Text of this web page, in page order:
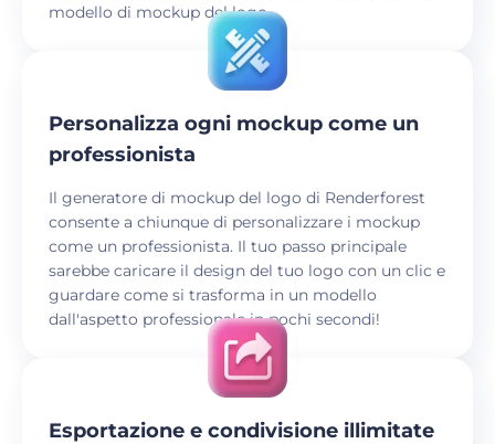
modello di mockup del logo.
Personalizza ogni mockup come un
professionista
Il generatore di mockup del logo di Renderforest
consente a chiunque di personalizzare i mockup
come un professionista. Il tuo passo principale
sarebbe caricare il design del tuo logo con un clic e
guardare come si trasforma in un modello
dall'aspetto professionale in pochi secondi!
Esportazione e condivisione illimitate